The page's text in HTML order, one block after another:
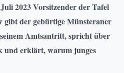
2023 Vorsitzender der Tafel
gibt der gebürtige Münsteraner
Amtsantritt, spricht über
und erklärt, warum junges